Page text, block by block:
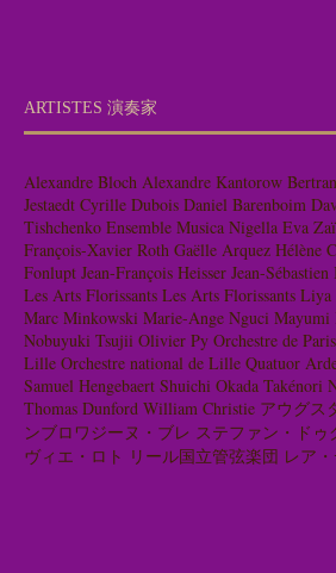
ARTISTES 演奏家
Alexandre Bloch Alexandre Kantorow
Jestaedt Cyrille Dubois Daniel Barenboim
Tishchenko Ensemble Musica Nigella Eva
François-Xavier Roth Gaëlle Arquez Hélène
Fonlupt Jean-François Heisser Jean-Sébastien
Les Arts Florissants Les Arts Florissants Liya
Marc Minkowski Marie-Ange Nguci Mayumi
Nobuyuki Tsujii Olivier Py Orchestre de Paris
Lille Orchestre national de Lille Quatuor
Samuel Hengebaert Shuichi Okada Takénori
Thomas Dunford William Christie アウグス
ンブロワジーヌ・ブレ ステファン・ドゥ
ヴィエ・ロト リール国立管弦楽団 レア